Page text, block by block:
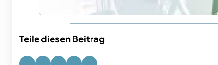
Teile diesen Beitrag